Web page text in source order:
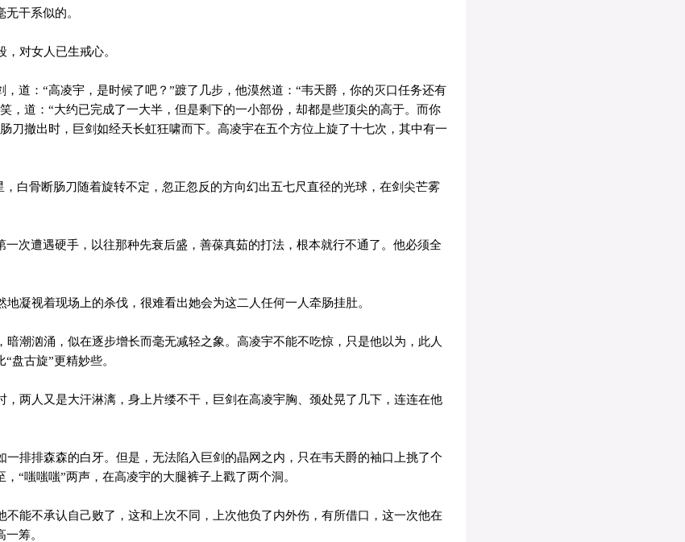
干系似的。
对女人已生戒心。
道：“高凌宇，是时候了吧？”踱了几步，他漠然道：“韦天爵，你的灭口任务还有
，道：“大约已完成了一大半，但是剩下的一小部份，却都是些顶尖的高于。而你
撤出时，巨剑如经天长虹狂啸而下。高凌宇在五个方位上旋了十七次，其中有一
白骨断肠刀随着旋转不定，忽正忽反的方向幻出五七尺直径的光球，在剑尖芒雾
次遭遇硬手，以往那种先衰后盛，善葆真茹的打法，根本就行不通了。他必须全
凝视着现场上的杀伐，很难看出她会为这二人任何一人牵肠挂肚。
潮汹涌，似在逐步增长而毫无减轻之象。高凌宇不能不吃惊，只是他以为，此人
盘古旋”更精妙些。
两人又是大汗淋漓，身上片缕不干，巨剑在高凌宇胸、颈处晃了几下，连连在他
排排森森的白牙。但是，无法陷入巨剑的晶网之内，只在韦天爵的袖口上挑了个
“嗤嗤嗤”两声，在高凌宇的大腿裤子上戳了两个洞。
能不承认自己败了，这和上次不同，上次他负了内外伤，有所借口，这一次他在
筹。